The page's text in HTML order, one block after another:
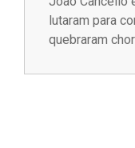
lutaram para
quebraram